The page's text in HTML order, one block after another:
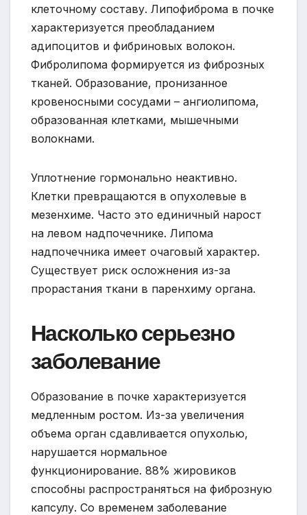
клеточному составу. Липофиброма в почке
характеризуется преобладанием
адипоцитов и фибриновых волокон.
Фибролипома формируется из фиброзных
тканей. Образование, пронизанное
кровеносными сосудами – ангиолипома,
образованная клетками, мышечными
волокнами.
Уплотнение гормонально неактивно.
Клетки превращаются в опухолевые в
мезенхиме. Часто это единичный нарост
на левом надпочечнике. Липома
надпочечника имеет очаговый характер.
Существует риск осложнения из-за
прорастания ткани в паренхиму органа.
Насколько серьезно
заболевание
Образование в почке характеризуется
медленным ростом. Из-за увеличения
объема орган сдавливается опухолью,
нарушается нормальное
функционирование. 88% жировиков
способны распространяться на фиброзную
капсулу. Со временем заболевание